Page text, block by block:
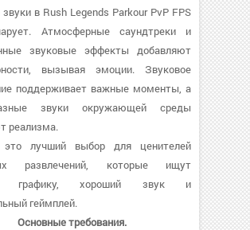
в Rush Legends Parkour PvP FPS
Атмосферные саундтреки и
звуковые эффекты добавляют
вызывая эмоции. Звуковое
поддерживает важные моменты, а
звуки окружающей среды
реализма.
лучший выбор для ценителей
развлечений, которые ищут
графику, хороший звук и
геймплей.
Основные требования.